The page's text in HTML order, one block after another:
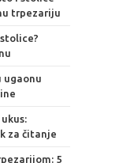
trpezariju
ugaonu
za čitanje
5